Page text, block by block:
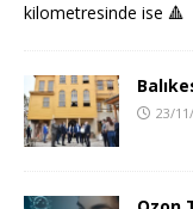
kilometresinde ise 🔺
23/